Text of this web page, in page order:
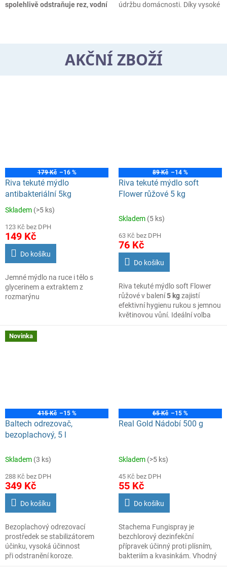
spolehlivě odstraňuje rez, vodní
údržbu domácnosti. Díky vysoké
AKČNÍ ZBOŽÍ
179 Kč –16 %
Riva tekuté mýdlo
antibakteriální 5kg
Průměrné
produktu
je
5,0
hvězdiček.
Skladem (>5 ks)
123 Kč bez DPH
149 Kč
Do košíku
Jemné mýdlo na ruce i tělo s
glycerinem a extraktem z
rozmarýnu
89 Kč –14 %
Riva tekuté mýdlo soft
Flower růžové 5 kg
Skladem (5 ks)
63 Kč bez DPH
76 Kč
Do košíku
Riva tekuté mýdlo soft Flower
růžové v balení5 kgzajistí
efektivní hygienu rukou s jemnou
květinovou vůní. Ideální volba
Novinka
415 Kč –15 %
Baltech odrezovač,
bezoplachový, 5 l
Skladem (3 ks)
288 Kč bez DPH
349 Kč
Do košíku
Bezoplachový odrezovací
prostředek se stabilizátorem
účinku, vysoká účinnost
při odstranění koroze.
65 Kč –15 %
Real Gold Nádobí 500 g
Skladem (>5 ks)
45 Kč bez DPH
55 Kč
Do košíku
Stachema Fungispray je
bezchlorový dezinfekční
přípravek účinný proti plísním,
bakteriím a kvasinkám. Vhodný